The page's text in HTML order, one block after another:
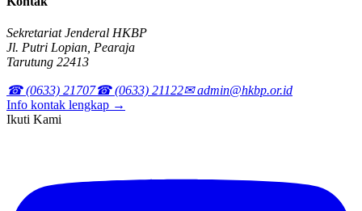
Sekretariat Jenderal HKBP
Jl. Putri Lopian, Pearaja
Tarutung 22413
☎ (0633) 21707☎ (0633) 21122✉ admin@hkbp.or.id
Info kontak lengkap →
Ikuti Kami